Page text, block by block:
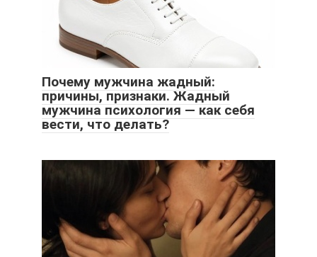
Почему мужчина жадный:
причины, признаки. Жадный
мужчина психология — как себя
вести, что делать?